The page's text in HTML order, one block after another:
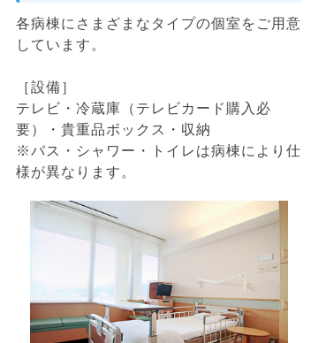
各病棟にさまざまなタイプの個室をご用意
しています。
［設備］
テレビ・冷蔵庫（テレビカード購入必
要）・貴重品ボックス・収納
※バス・シャワー・トイレは病棟により仕
様が異なります。